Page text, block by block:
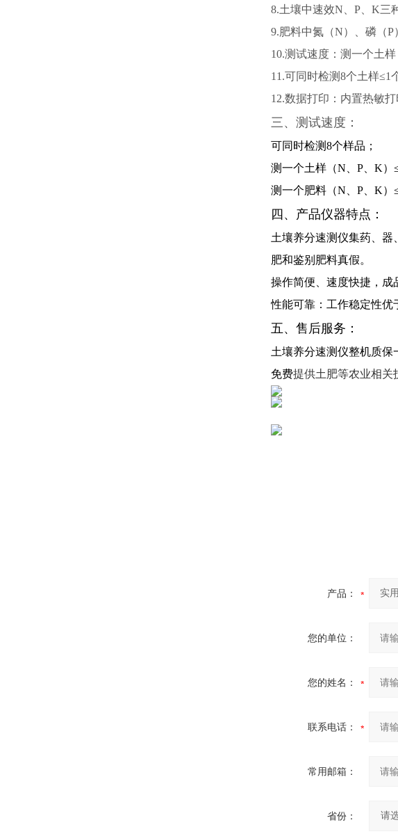
8.土壤中速效N、P、K三
9.肥料中氮（N）、磷（
10.测试速度：测一个土
11.可同时检测8个土样≤1
12.数据打印：内置热敏
三、测试速度：
可同时检测8个样品；
测一个土样（N、P、K）
测一个肥料（N、P、K）
四、产品仪器特点：
土壤养分速测仪集药、
肥和鉴别肥料真假。
操作简便、速度快捷，成
性能可靠：工作稳定性优
五、售后服务：
土壤养分速测仪整机质
免费提供土肥等农业相关
产品：
您的单位：
您的姓名：
联系电话：
常用邮箱：
省份：